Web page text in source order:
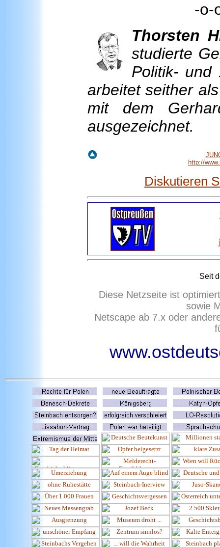
-o-
Thorsten
studierte
Politik- und
arbeitet seither
mit dem
ausgezeichnet.
http://
Diskutieren
Seit
Diese Netzseite ist
sowie
Netscape ab 7.x oder